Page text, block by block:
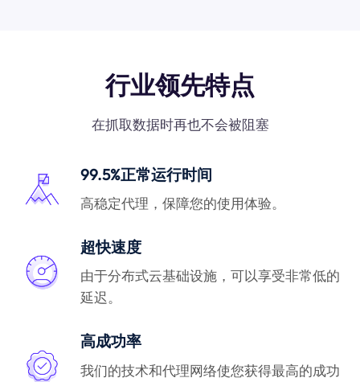
行业领先特点
在抓取数据时再也不会被阻塞
99.5%正常运行时间
高稳定代理，保障您的使用体验。
超快速度
由于分布式云基础设施，可以享受非常低的
延迟。
高成功率
我们的技术和代理网络使您获得最高的成功